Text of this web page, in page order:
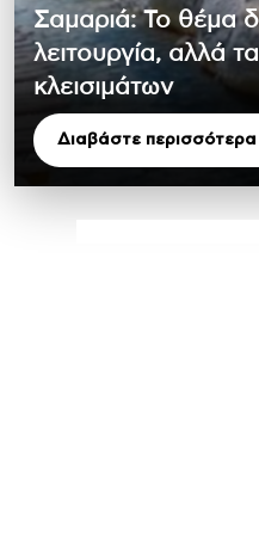
Σαμαριά: Το θέμα
λειτουργία, αλλά
κλεισιμάτων
Διαβάστε περισσότερα